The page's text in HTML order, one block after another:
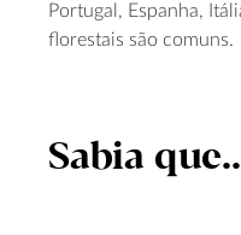
Portugal, Espanha,
florestais são comuns.
Sabia